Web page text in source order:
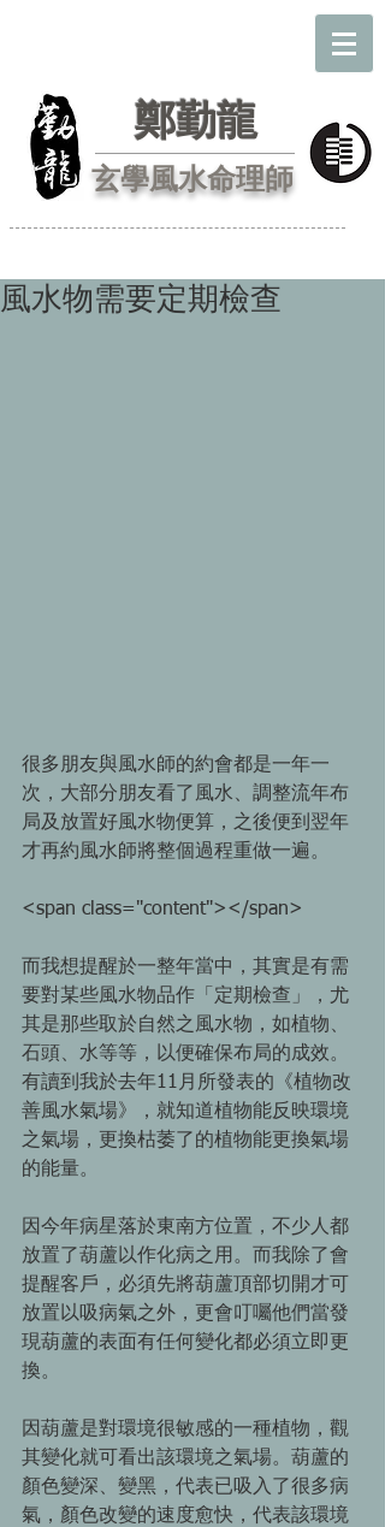
鄭勤龍
玄學風水命理師
風水物需要定期檢查
很多朋友與風水師的約會都是一年一
次，大部分朋友看了風水、調整流年布
局及放置好風水物便算，之後便到翌年
才再約風水師將整個過程重做一遍。
<span class="content"></span>
而我想提醒於一整年當中，其實是有需
要對某些風水物品作「定期檢查」，尤
其是那些取於自然之風水物，如植物、
石頭、水等等，以便確保布局的成效。
有讀到我於去年11月所發表的《植物改
善風水氣場》，就知道植物能反映環境
之氣場，更換枯萎了的植物能更換氣場
的能量。
因今年病星落於東南方位置，不少人都
放置了葫蘆以作化病之用。而我除了會
提醒客戶，必須先將葫蘆頂部切開才可
放置以吸病氣之外，更會叮囑他們當發
現葫蘆的表面有任何變化都必須立即更
換。
因葫蘆是對環境很敏感的一種植物，觀
其變化就可看出該環境之氣場。葫蘆的
顏色變深、變黑，代表已吸入了很多病
氣，顏色改變的速度愈快，代表該環境